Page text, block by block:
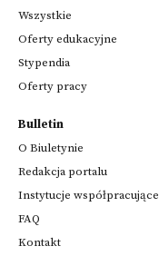
Wszystkie
Oferty edukacyjne
Stypendia
Oferty pracy
Bulletin
O Biuletynie
Redakcja portalu
Instytucje współpracujące
FAQ
Kontakt